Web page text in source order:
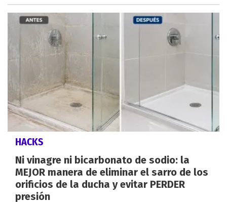
HACKS
Ni vinagre ni bicarbonato de sodio: la
MEJOR manera de eliminar el sarro de los
orificios de la ducha y evitar PERDER
presión